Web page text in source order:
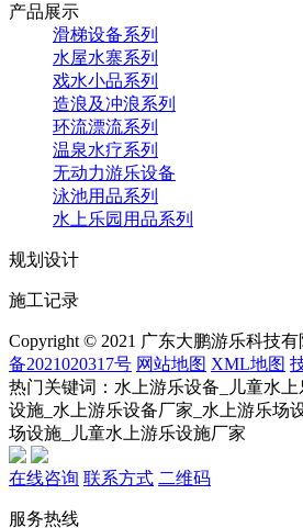
产品展示
滑梯设备系列
水屋水寨系列
戏水小品系列
造浪及冲浪系列
环流漂流系列
温泉水疗系列
无动力游乐设备
泳池用品系列
水上乐园用品系列
规划设计
施工记录
Copyright © 2021 广东大鹏游乐科技
备2021020317号 网站地图 XML地图
热门关键词：水上游乐设备_儿童水
设施_水上游乐设备厂家_水上游乐场
场设施_儿童水上游乐设施厂家
在线咨询 联系方式 二维码
服务热线